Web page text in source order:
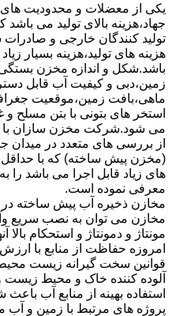
یکی از معضلات و محدودیت
جهاد،هزینه بالای تولید می باشد
تولید کنندگان خارجی و صادرات
هزینه های تولید،هزینه بسیار
باشد.شکل و اندازه مخزن
زمین،دبی و کیفیت آب قابل
ماهی،بافت زمین،موقعیت
استخر های بتونی با بتن مسلح
می شود.شرکت مخزن سازان با
از بررسی های متعدد در میدان
(مخزن پیش ساخته) که با
های زیاد قابل اجرا می باشد را
معرفی نموده است.
مخازن ذخیره آب پیش ساخته
مخازن می توان به نصب سریع
مونتاژ و دمونتاژ و استحکام بالا
امروزه حفاظت از منابع با
قوانین سخت گیرانه زیست
آلوده کننده خاک و محیط
استفاده بهینه از منابع آب
پروژه های مرتبط با زمین و آب